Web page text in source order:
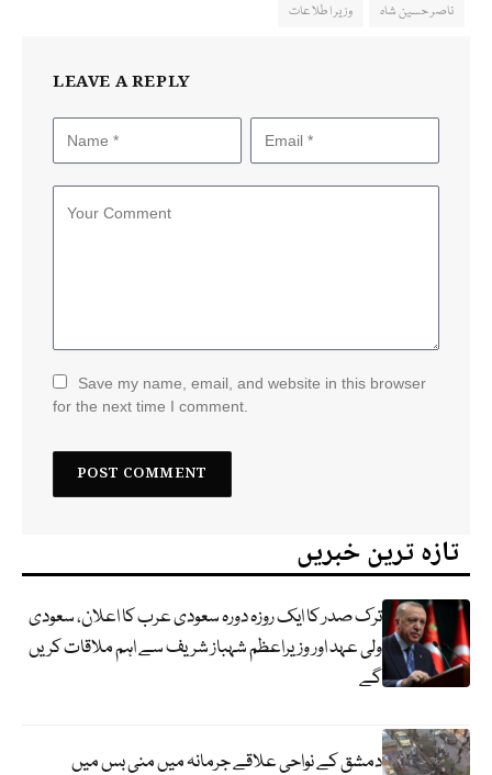
ناصر حسین شاہ وزیر اطلاعات
LEAVE A REPLY
Save my name, email, and website in this browser
for the next time I comment.
تازہ ترین خبریں
ترک صدر کا ایک روزہ دورہ سعودی عرب کا اعلان، سعودی
ولی عہد اور وزیراعظم شہباز شریف سے اہم ملاقات کریں
گے
دمشق کے نواحی علاقے جرمانہ میں منی بس میں